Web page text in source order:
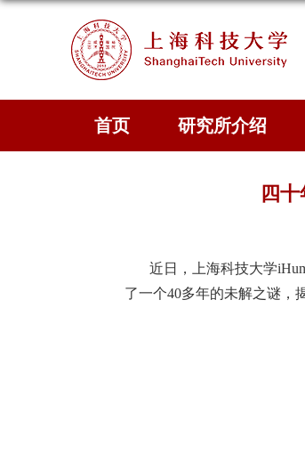
首页 研究所介绍
四
近日，上海科技大学
了一个40多年的未解之谜，